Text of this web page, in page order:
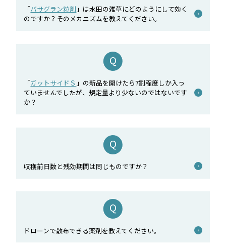
「バサグラン粒剤 」は水田の雑草にどのようにして効く
のですか？そのメカニズムを教えてください。
「ガットサイドＳ 」の新品を開けたら7割程度しか入っ
ていませんでしたが、規定量より少ないのではないです
か？
収穫前日数と残効期間は同じものですか？
ドローンで散布できる薬剤を教えてください。